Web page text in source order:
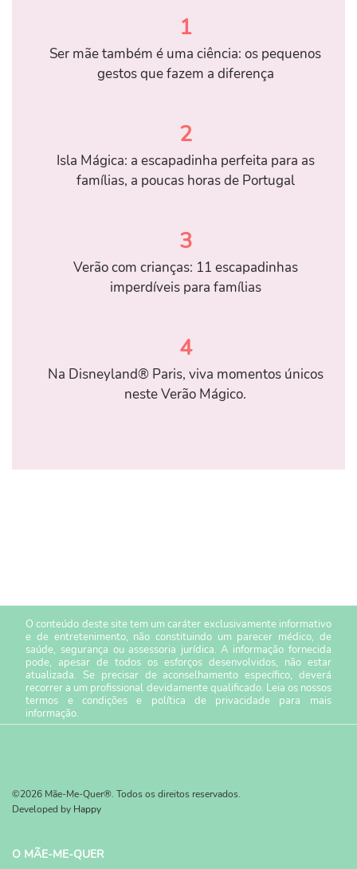
1
Ser mãe também é uma ciência: os pequenos
gestos que fazem a diferença
2
Isla Mágica: a escapadinha perfeita para as
famílias, a poucas horas de Portugal
3
Verão com crianças: 11 escapadinhas
imperdíveis para famílias
4
Na Disneyland® Paris, viva momentos únicos
neste Verão Mágico.
O conteúdo deste site tem um caráter exclusivamente informativo
e de entretenimento, não constituindo um parecer médico, de
saúde, segurança ou assessoria jurídica. A informação fornecida
pode, apesar de todos os esforços desenvolvidos, não estar
atualizada. Se precisar de aconselhamento específico, deverá
recorrer a um profissional devidamente qualificado. Leia os nossos
termos e condiçõese política de privacidade para mais
informação.
©2026 Mãe-Me-Quer®. Todos os direitos reservados.
Developed by Happy
O MÃE-ME-QUER